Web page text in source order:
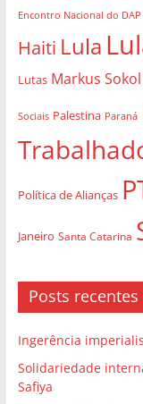
Encontro Nacional do DAP
Haiti Lula
Lutas Markus Sokol
Sociais Palestina Paraná
Política de Alianças
Janeiro Santa Catarina
Posts recentes
Ingerência
Solidariedade
Safiya